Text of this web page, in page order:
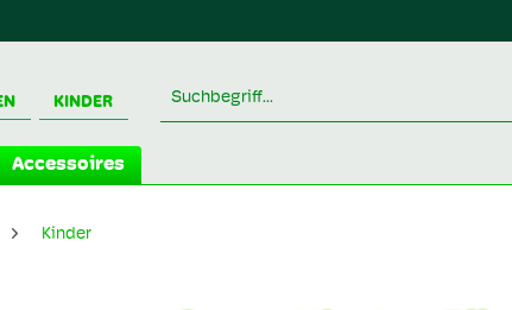
KINDER
Accessoires
Kinder